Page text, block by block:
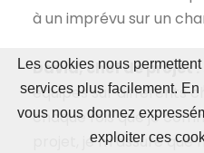
à un imprévu sur un
David, chef de projet :
équipes sur différents
chaque fois que je
projet, je m’assure
Les cookies nous
services plus facilement.
vous nous donnez
exploiter ces